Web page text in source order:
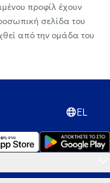
προφίλ έχουν
σελίδα του
από την ομάδα του
EL